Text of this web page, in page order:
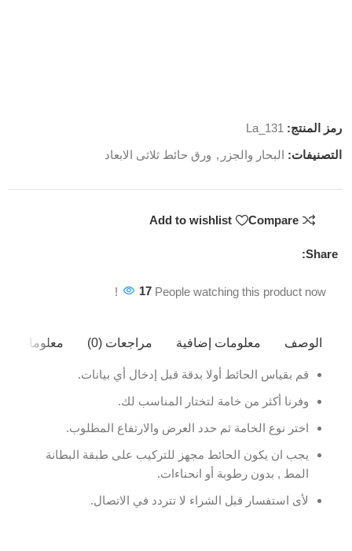
رمز المنتج: La_131
التصنيفات: البحار والجزر , ورق حائط ثلاثى الابعاد
Compare
Add to wishlist
Share:
17 People watching this product now!
الوصف معلومات إضافية مراجعات (0) معلومات
قم بقياس الحائط أولا بدقة قبل إدخال أي بيانات.
وفرنا أكثر من خامة لتختار المناسب لك.
اختر نوع الخامة ثم حدد العرض والارتفاع المطلوب.
يجب ان يكون الحائط مجهز للتركيب على طبقة البطانة
المط , بدون رطوبة أو انحناءات.
لأى استفسار قبل الشراء لا تتردد في الاتصال.